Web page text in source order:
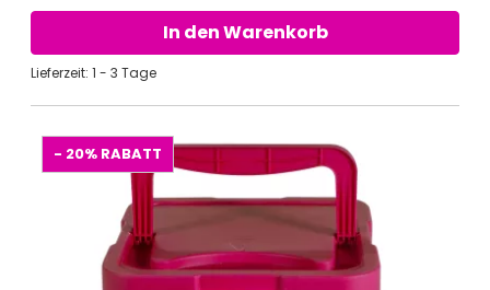
In den Warenkorb
Lieferzeit: 1 - 3 Tage
- 20% RABATT